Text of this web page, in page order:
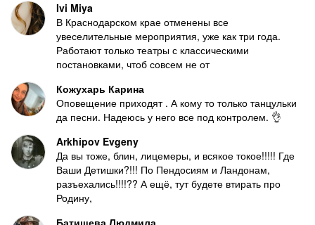
Ivi Miya
В Краснодарском крае отменены все
увеселительные мероприятия, уже как три года.
Работают только театры с классическими
постановками, чтоб совсем не от
Кожухарь Карина
Оповещение приходят . А кому то только танцульки
да песни. Надеюсь у него все под контролем. 👌
Arkhipov Evgeny
Да вы тоже, блин, лицемеры, и всякое токое!!!!! Где
Ваши Детишки?!!! По Пендосиям и Ландонам,
разъехались!!!!?? А ещё, тут будете втирать про
Родину,
Батищева Людмила